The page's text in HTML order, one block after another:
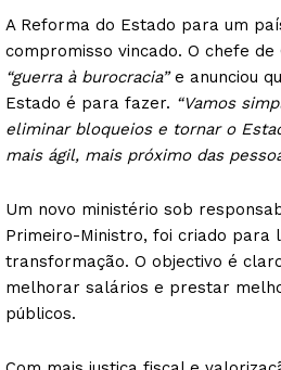
A Reforma do Estado para um
compromisso vincado. O chefe
“guerra à burocracia”e anunciou
Estado é para fazer. “Vamos
eliminar bloqueios e tornar o
mais ágil, mais próximo das
Um novo ministério sob
Primeiro-Ministro, foi criado para
transformação. O objectivo é
melhorar salários e prestar
públicos.